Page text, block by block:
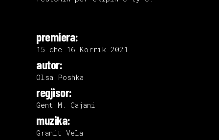
premiera:
15 dhe 16 Korrik 2021
autor:
Olsa Poshka
regjisor:
Gent M. Çajani
muzika:
Granit Vela